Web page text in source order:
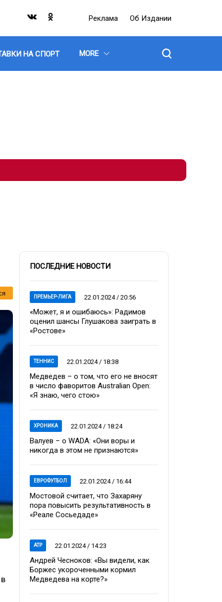
Реклама Об Издании
НА СПОРТ MORE
ПОСЛЕДНИЕ НОВОСТИ
ПРЕМЬЕР-ЛИГА 22.01.2024 / 20:56
«Может, я и ошибаюсь»: Радимов
оценил шансы Глушакова заиграть в
«Ростове»
ТЕННИС 22.01.2024 / 18:38
Медведев – о том, что его не вносят
в число фаворитов Australian Open:
«Я знаю, чего стою»
ХРОНИКА 22.01.2024 / 18:24
Валуев – о WADA: «Они воры и
никогда в этом не признаются»
ЕВРОФУТБОЛ 22.01.2024 / 16:44
Мостовой считает, что Захаряну
пора повысить результативность в
«Реале Сосьедаде»
ATP 22.01.2024 / 14:23
Андрей Чесноков: «Вы видели, как
Боржес укороченными кормил
Медведева на корте?»